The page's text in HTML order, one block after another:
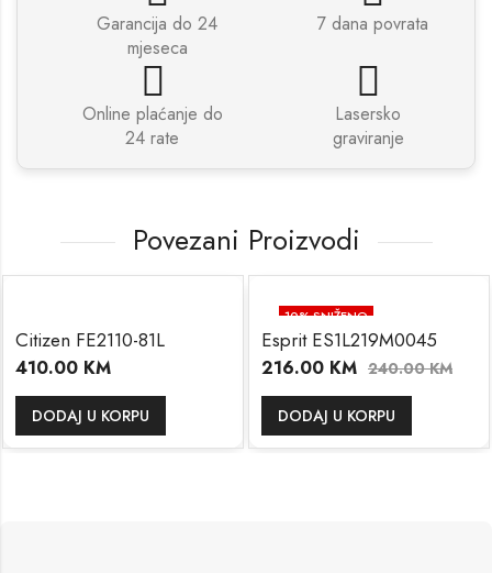
Garancija do 24
mjeseca
7 dana povrata
Online plaćanje do
24 rate
Lasersko
graviranje
Povezani Proizvodi
Citizen FE2110-81L
410.00 KM
DODAJ U KORPU
10% SNIŽENO
Esprit ES1L219M0045
216.00 KM 240.00KM
DODAJ U KORPU